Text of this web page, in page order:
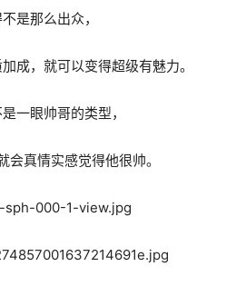
是那么出众，
成，就可以变得超级有魅力。
一眼帅哥的类型，
真情实感觉得他很帅。